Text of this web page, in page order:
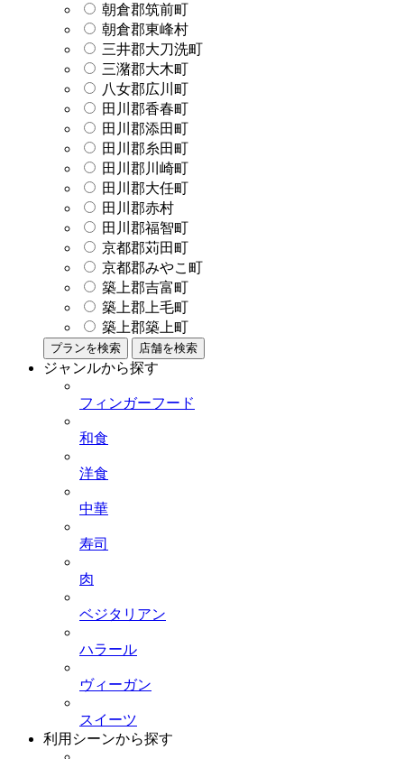
朝倉郡筑前町
朝倉郡東峰村
三井郡大刀洗町
三潴郡大木町
八女郡広川町
田川郡香春町
田川郡添田町
田川郡糸田町
田川郡川崎町
田川郡大任町
田川郡赤村
田川郡福智町
京都郡苅田町
京都郡みやこ町
築上郡吉富町
築上郡上毛町
築上郡築上町
プランを検索 店舗を検索
ジャンルから探す
フィンガーフード
和食
洋食
中華
寿司
肉
ベジタリアン
ハラール
ヴィーガン
スイーツ
利用シーンから探す